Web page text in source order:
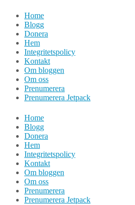
Hoppa
innehåll
Home
Blogg
Donera
Hem
Integritetspolicy
Kontakt
Om bloggen
Om oss
Prenumerera
Prenumerera Jetpack
Home
Blogg
Donera
Hem
Integritetspolicy
Kontakt
Om bloggen
Om oss
Prenumerera
Prenumerera Jetpack